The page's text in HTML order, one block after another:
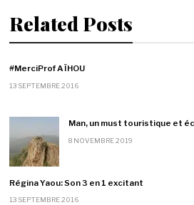
Related Posts
#MerciProf AÏHOU
13 SEPTEMBRE 2016
Man, un must touristique et
8 NOVEMBRE 2019
Régina Yaou: Son 3 en 1 excitant
13 SEPTEMBRE 2016